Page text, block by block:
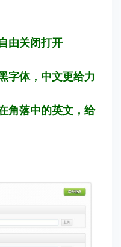
由关闭打开
字体，中文更给力
角落中的英文，给